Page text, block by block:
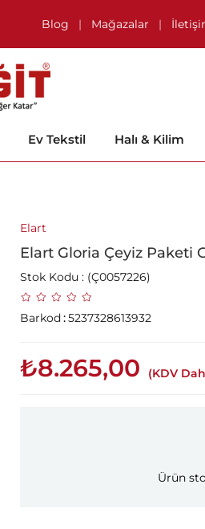
Blog | Mağazalar |
Ev Tekstil Halı & Kilim
Elart
Elart Gloria Çeyiz Paketi
Stok Kodu (Ç0057226)
Barkod:5237328613932
₺8.265,00 (KDV
Ürün